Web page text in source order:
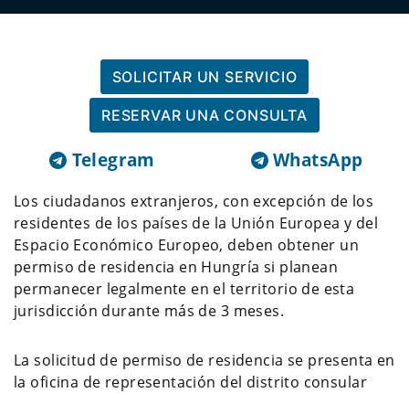
SOLICITAR UN SERVICIO
RESERVAR UNA CONSULTA
Telegram WhatsApp
Los ciudadanos extranjeros, con excepción de los
residentes de los países de la Unión Europea y del
Espacio Económico Europeo, deben obtener un
permiso de residencia en Hungría si planean
permanecer legalmente en el territorio de esta
jurisdicción durante más de 3 meses.
La solicitud de permiso de residencia se presenta en
la oficina de representación del distrito consular